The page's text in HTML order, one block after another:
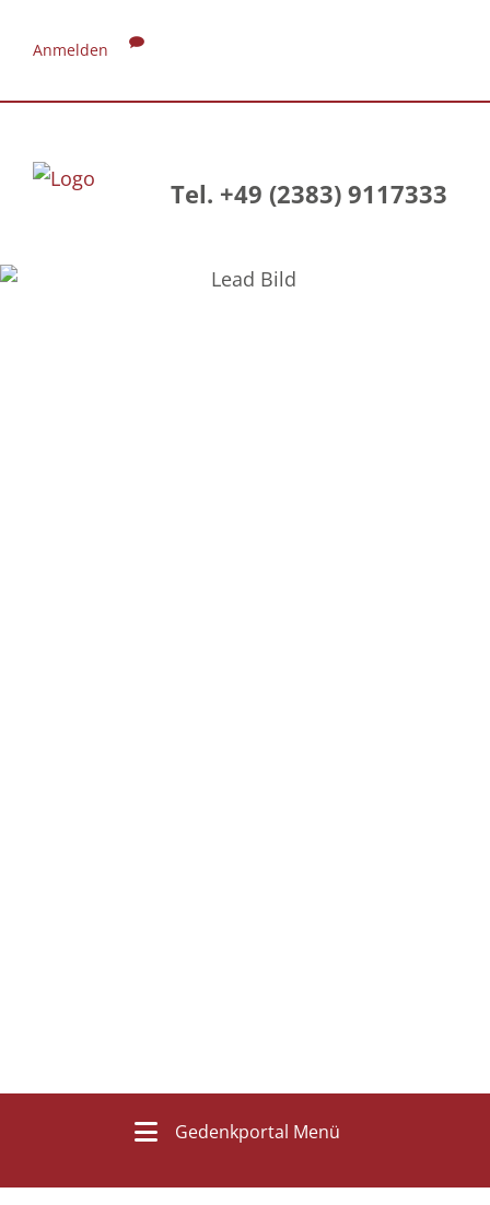
Anmelden
Tel. +49 (2383) 9117333
Gedenkportal Menü